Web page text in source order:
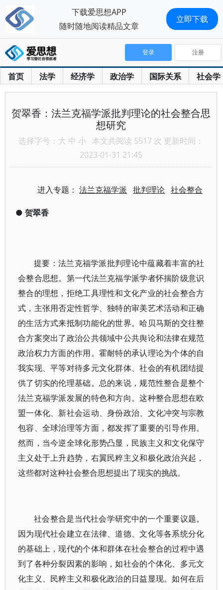
首页 法学 经济学 政治学 国际关系 社会学
登录 注册
贺翠香：法兰克福学派批判理论的社会整合思
想研究
选择字号： 大 中 小 本文共阅读 5517 次 更新时间：
2023-01-31 21:45
进入专题：法兰克福学派 批判理论 社会整合
● 贺翠香
提要：法兰克福学派批判理论中蕴藏着丰富的社
会整合思想。第一代法兰克福学派学者怀揣阶级意识
整合的理想，拒绝工具理性和文化产业的社会整合方
式，主张用否定性哲学、独特的审美艺术活动和正确
的生活方式来抵制功能化的世界。哈贝马斯的交往整
合方案突出了政治公共领域中公共舆论和法律在规范
政治权力方面的作用。霍耐特的承认理论为个体的自
我实现、平等对待多元文化群体、社会的有机团结提
供了切实的伦理基础。总的来说，规范性整合是整个
法兰克福学派发展的特色和方向。这种整合思想在欧
盟一体化、新社会运动、身份政治、文化冲突与宗教
包容、全球治理等方面，都发挥了重要的引导作用。
然而，当今逆全球化形势凸显，民族主义和文化保守
主义处于上升趋势，右翼民粹主义和极化政治兴起，
这些都对这种社会整合思想提出了现实的挑战。
社会整合是当代社会学研究中的一个重要议题。
因为现代社会建立在法律、道德、文化等各系统分化
的基础上，现代的个体和群体在社会整合的过程中遇
到了各种分裂因素的影响，如社会的个体化、多元文
化主义、民粹主义和极化政治的日益显现。如何在后
下载爱思想APP
随时随地阅读精品文章
立即下载